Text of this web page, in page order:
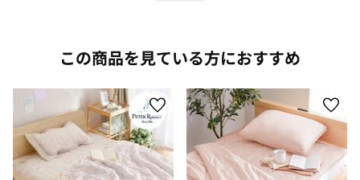
この商品を見ている方におすすめ